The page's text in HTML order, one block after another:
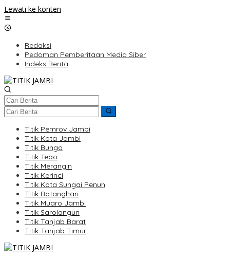
Lewati ke konten
Redaksi
Pedoman Pemberitaan Media Siber
Indeks Berita
Titik Pemrov Jambi
Titik Kota Jambi
Titik Bungo
Titik Tebo
Titik Merangin
Titik Kerinci
Titik Kota Sungai Penuh
Titik Batanghari
Titik Muaro Jambi
Titik Sarolangun
Titik Tanjab Barat
Titik Tanjab Timur